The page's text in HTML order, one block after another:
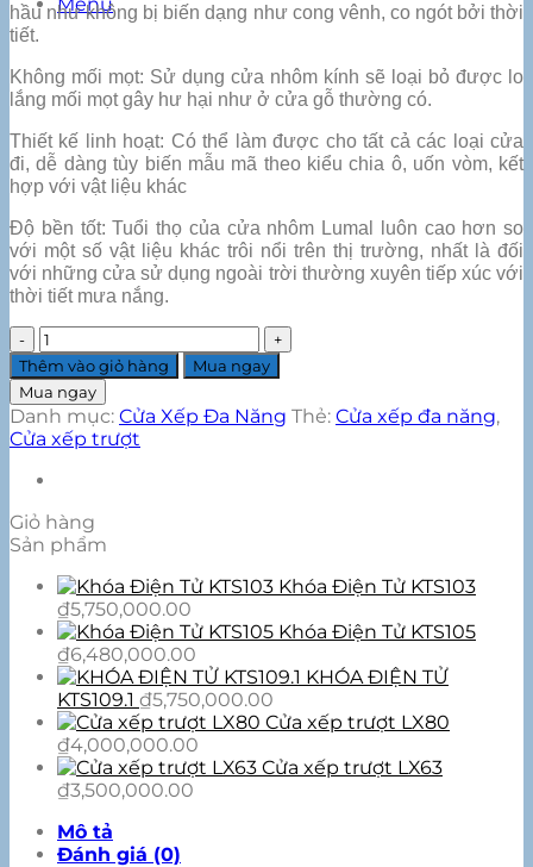
hầu như không bị biến dạng như cong vênh, co ngót bởi thời
tiết.
Không mối mọt: Sử dụng cửa nhôm kính sẽ loại bỏ được lo
lắng mối mọt gây hư hại như ở cửa gỗ thường có.
Thiết kế linh hoạt: Có thể làm được cho tất cả các loại cửa
đi, dễ dàng tùy biến mẫu mã theo kiểu chia ô, uốn vòm, kết
hợp với vật liệu khác
Độ bền tốt: Tuổi thọ của cửa nhôm Lumal luôn cao hơn so
với một số vật liệu khác trôi nổi trên thị trường, nhất là đối
với những cửa sử dụng ngoài trời thường xuyên tiếp xúc với
thời tiết mưa nắng.
Cửa
xếp
trượt
LX63
số
lượng
Thêm vào giỏ hàng
Mua ngay
Mua ngay
Danh mục: Cửa Xếp Đa Năng Thẻ: Cửa xếp đa năng,
Cửa xếp trượt
Giỏ hàng
Sản phẩm
Khóa Điện Tử KTS103
₫5,750,000.00
Khóa Điện Tử KTS105
₫6,480,000.00
KHÓA ĐIỆN TỬ
KTS109.1 ₫5,750,000.00
Cửa xếp trượt LX80
₫4,000,000.00
Cửa xếp trượt LX63
₫3,500,000.00
Mô tả
Đánh giá (0)